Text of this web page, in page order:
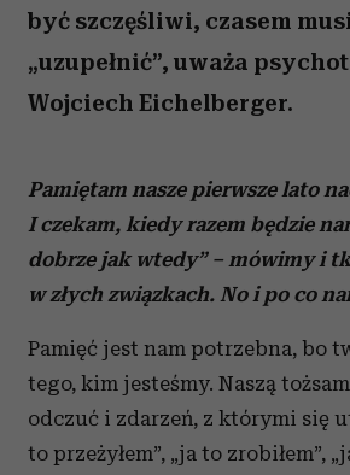
być szczęśliwi, czasem
„uzupełnić”, uważa
Wojciech Eichelberger.
Pamiętam nasze pierwsze lato
I czekam, kiedy razem będzie
dobrze jak wtedy” – mówimy i
w złych związkach. No i po co
Pamięć jest nam potrzebna, bo
tego, kim jesteśmy. Naszą
odczuć i zdarzeń, z którymi się
to przeżyłem”, „ja to zrobiłem”,